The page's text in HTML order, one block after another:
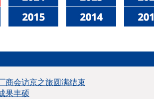
商会访京之旅圆满结束
果丰硕